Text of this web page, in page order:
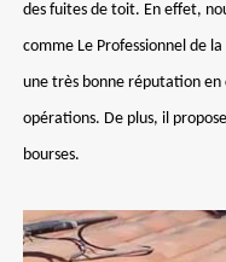
des fuites de toit. En effet,
comme Le Professionnel de
une très bonne réputation en
opérations. De plus, il
bourses.